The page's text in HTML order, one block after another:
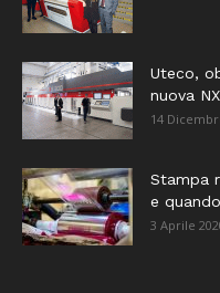
Uteco,
nuova
14
Stampa
e
3 Aprile